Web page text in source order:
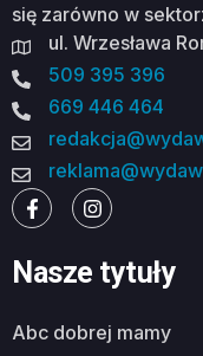
się zarówno w
ul. Wrzesława
509 395 396
669 446 464
Nasze tytuły
abc dobrej mamy